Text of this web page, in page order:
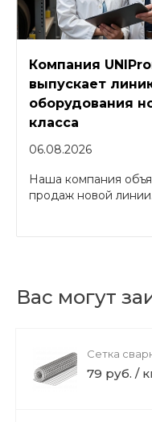
Компания
выпускает
оборудования
класса
06.08.2026
Наша компания
продаж новой
Вас могут
Сетка
79 руб. /